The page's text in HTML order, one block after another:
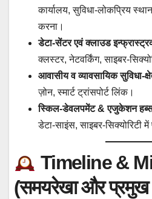
कार्यालय, सुविधा-लोकप्रिय
करना।
डेटा-सेंटर एवं क्लाउड
क्लस्टर, नेटवर्किंग, साइबर-
आवासीय व व्यावसायिक सुविधा-
ज़ोन, स्मार्ट ट्रांसपोर्ट लिंक।
स्किल-डेवलपमेंट & एजुकेशन
डेटा-साइंस, साइबर-सिक्योरिटी में
Timeline &
(समयरेखा और प्रमुख